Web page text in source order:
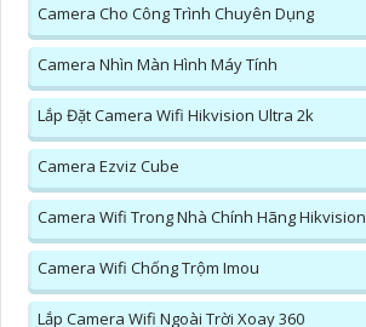
Camera Cho Công Trình Chuyên Dụng
Camera Nhìn Màn Hình Máy Tính
Lắp Đặt Camera Wifi Hikvision Ultra 2k
Camera Ezviz Cube
Camera Wifi Trong Nhà Chính Hãng Hikvision
Camera Wifi Chống Trộm Imou
Lắp Camera Wifi Ngoài Trời Xoay 360